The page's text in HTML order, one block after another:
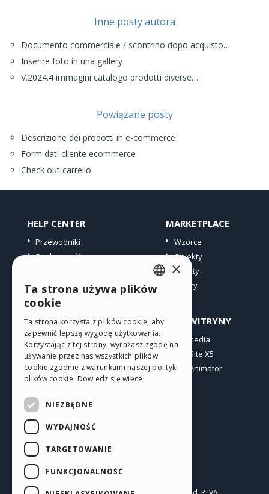
Inne posty autora
Documento commerciale / scontrino dopo acquisto…
Inserire foto in una gallery
V.2024.4 immagini catalogo prodotti diverse…
Powiązane posty
Descrizione dei prodotti in e-commerce
Form dati cliente ecommerce
Check out carrello
HELP CENTER
Przewodniki
Społeczność
MARKETPLACE
Wzorce
Obiekty
Punkty
Oferty
PROFIL
Moje wpisy
Moje licencje
Pobieranie
Web hosting
INNE WITRYNY
Incomedia
WebSite X5
WebAnimator
Polski
ENGLISH
GERMAN
SPANISH
PORTUGUESE
×
Ta strona używa plików
cookie
Ta strona korzysta z plików cookie, aby
zapewnić lepszą wygodę użytkowania.
Korzystając z tej strony, wyrażasz zgodę na
używanie przez nas wszystkich plików
cookie zgodnie z warunkami naszej polityki
plików cookie. Dowiedz się więcej
NIEZBĘDNE
WYDAJNOŚĆ
TARGETOWANIE
FUNKCJONALNOŚĆ